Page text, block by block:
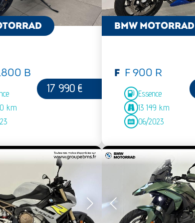
B
km
17 990 €
BMW MOTORRAD
F F 900 R
Essence
13 149 km
06/2023